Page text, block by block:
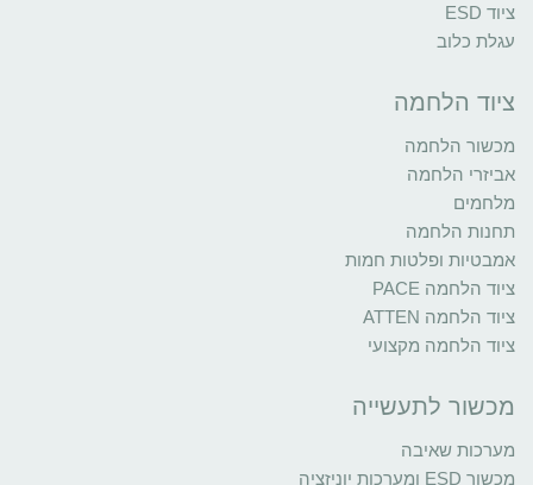
ציוד ESD
עגלת כלוב
ציוד הלחמה
מכשור הלחמה
אביזרי הלחמה
מלחמים
תחנות הלחמה
אמבטיות ופלטות חמות
ציוד הלחמה PACE
ציוד הלחמה ATTEN
ציוד הלחמה מקצועי
מכשור לתעשייה
מערכות שאיבה
מכשור ESD ומערכות יוניזציה